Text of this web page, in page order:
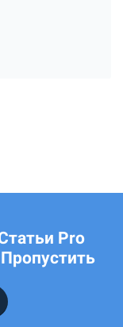
Pro